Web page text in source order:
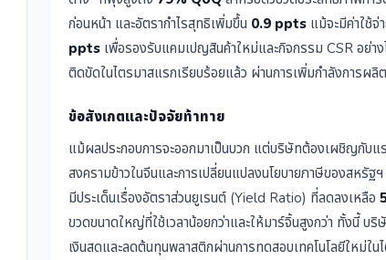
ก่อนหน้า และอัตรากำไรสุทธิเพิ่มขึ้น 0.9 ppts แม้จะมีค่าใช้จ่
ppts เพื่อรองรับแคมเปญสินค้าใหม่และกิจกรรม CSR อย่า
ติดขัดในไตรมาสแรกเรียบร้อยแล้ว ผ่านการเพิ่มกำลังการผ
ข้อสังเกตและปัจจัยท้าทาย
แม้ผลประกอบการจะออกมาเป็นบวก แต่บริษัทต้องเผชิญกับแ
สงครามข้าวในจีนและการเปลี่ยนแปลงนโยบายภาษีของสหรั
มีประเด็นเรื่องอัตราส่วนยูเรนต์ (Yield Ratio) ที่ลดลงเหลือ
ขวดขนาดใหญ่ที่ใช้เวลาน้อยกว่าและให้มาร์จิ้นสูงกว่า ทั้งนี้ บ
เงินสดและลดต้นทุนพลาสติกผ่านการทดสอบเทคโนโลยีใหม่ใน